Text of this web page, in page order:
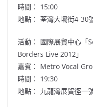
時間： 15:00
地點： 荃灣大壩街4-30
活動： 國際展貿中心
Borders Live 2012」
嘉賓： Metro Vocal
時間： 19:30
地點： 九龍灣展貿徑一